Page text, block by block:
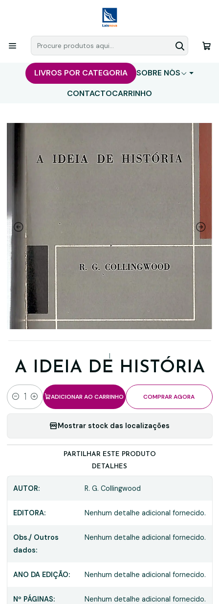
LIVROS POR CATEGORIA
SOBRE NÓS
CONTACTOCARRINHO
|
A IDEIA DE HISTÓRIA
Quantidade
ADICIONAR AO CARRINHO COMPRAR AGORA
Mostrar stock das localizações
PARTILHAR ESTE PRODUTO
DETALHES
AUTOR: R. G. Collingwood
EDITORA: Nenhum detalhe adicional fornecido.
Obs./ Outros
dados:
Nenhum detalhe adicional fornecido.
ANO DA EDIÇÃO: Nenhum detalhe adicional fornecido.
Nº PÁGINAS: Nenhum detalhe adicional fornecido.